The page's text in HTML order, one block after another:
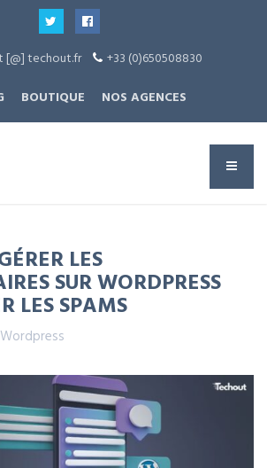
[@] techout.fr
+33 (0)650508830
BOUTIQUE NOS AGENCES
LES
SUR WORDPRESS
LES SPAMS
Wordpress